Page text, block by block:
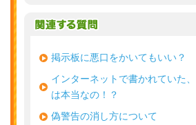
掲示板に悪口をかいてもいい？
インターネットで書かれていた
は本当なの！？
偽警告の消し方について